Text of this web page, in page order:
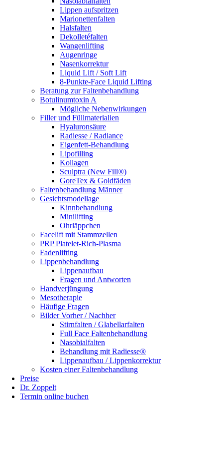
Lippen aufspritzen
Marionettenfalten
Halsfalten
Dekolletéfalten
Wangenlifting
Augenringe
Nasenkorrektur
Liquid Lift / Soft Lift
8-Punkte-Face Liquid Lifting
Beratung zur Faltenbehandlung
Botulinumtoxin A
Mögliche Nebenwirkungen
Filler und Füllmaterialien
Hyaluronsäure
Radiesse / Radiance
Eigenfett-Behandlung
Lipofilling
Kollagen
Sculptra (New Fill®)
GoreTex & Goldfäden
Faltenbehandlung Männer
Gesichtsmodellage
Kinnbehandlung
Minilifting
Ohrläppchen
Facelift mit Stammzellen
PRP Platelet-Rich-Plasma
Fadenlifting
Lippenbehandlung
Lippenaufbau
Fragen und Antworten
Handverjüngung
Mesotherapie
Häufige Fragen
Bilder Vorher / Nachher
Stirnfalten / Glabellarfalten
Full Face Faltenbehandlung
Nasobialfalten
Behandlung mit Radiesse®
Lippenaufbau / Lippenkorrektur
Kosten einer Faltenbehandlung
Preise
Dr. Zoppelt
Termin online buchen